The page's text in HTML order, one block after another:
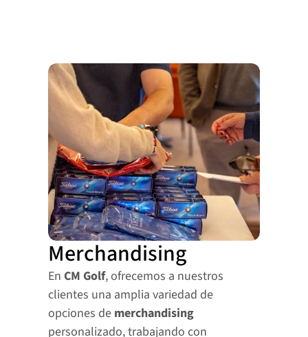
Merchandising
En CM Golf, ofrecemos a nuestros
clientes una amplia variedad de
opciones de merchandising
personalizado, trabajando con